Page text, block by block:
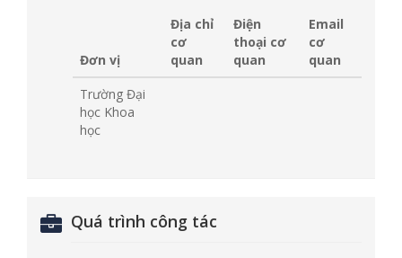
Đơn vị
Địa chỉ
cơ
quan
Điện
thoại cơ
quan
Email
cơ
quan
Trường Đại
học Khoa
học
Quá trình công tác